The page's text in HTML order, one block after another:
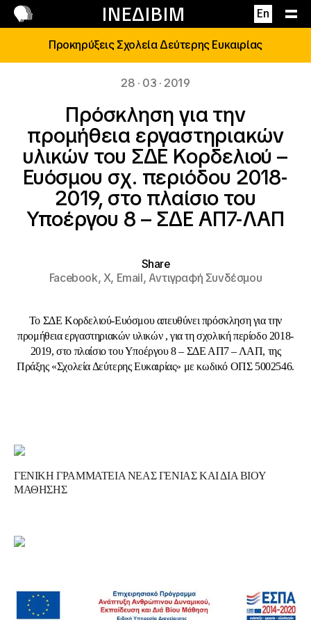
ΙΝΕΔΙΒΙΜ En
Επικοινωνία
Προκηρύξεις Σχολεία Δεύτερης Ευκαιρίας
28 · 03 · 2019
Πρόσκληση για την
προμήθεια εργαστηριακών
υλικών του ΣΔΕ Κορδελιού –
Ευόσμου σχ. περιόδου 2018-
2019, στο πλαίσιο του
Υποέργου 8 – ΣΔΕ ΑΠ7-ΛΑΠ
Share
Facebook,X, Email,Αντιγραφή Συνδέσμου
Το ΣΔΕ Κορδελιού-Ευόσμου απευθύνει πρόσκληση για την
προμήθεια εργαστηριακών υλικών , για τη σχολική περίοδο 2018-
2019, στο πλαίσιο του Υποέργου 8 – ΣΔΕ ΑΠ7 – ΛΑΠ, της
Πράξης «Σχολεία Δεύτερης Ευκαιρίας» με κωδικό ΟΠΣ 5002546.
ΓΕΝΙΚΗ ΓΡΑΜΜΑΤΕΙΑ ΝΕΑΣ ΓΕΝΙΑΣ ΚΑΙ ΔΙΑ ΒΙΟΥ
ΜΑΘΗΣΗΣ